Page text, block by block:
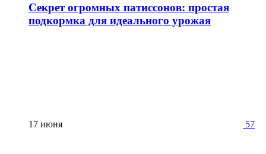
Секрет огромных патиссонов: простая
подкормка для идеального урожая
17 июня 57